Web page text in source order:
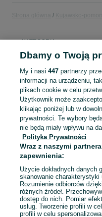
KATEGORIA
borówno domki
Mapa kategorii
Mapa miejscowości
Mapa ministron
Popularne wyszukiwania
Dbamy o Twoją
My i nasi 447partnerzy
informacji na urządzeniu,
plikach cookie w celu
Użytkownik może
klikając poniżej lub w
prywatności. Te wybory
nie będą miały wpływu na
Polityka Prywatności
Wraz z naszymi
zapewnienia:
Użycie dokładnych danych
skanowanie
Rozumienie odbiorców
różnych źródeł.
dostęp do nich. Pomiar
usług. Tworzenie profili w
profili w celu